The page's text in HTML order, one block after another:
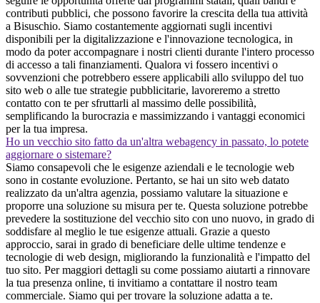
contributi pubblici, che possono favorire la crescita della tua attività
a Bisuschio. Siamo costantemente aggiornati sugli incentivi
disponibili per la digitalizzazione e l'innovazione tecnologica, in
modo da poter accompagnare i nostri clienti durante l'intero processo
di accesso a tali finanziamenti. Qualora vi fossero incentivi o
sovvenzioni che potrebbero essere applicabili allo sviluppo del tuo
sito web o alle tue strategie pubblicitarie, lavoreremo a stretto
contatto con te per sfruttarli al massimo delle possibilità,
semplificando la burocrazia e massimizzando i vantaggi economici
per la tua impresa.
Ho un vecchio sito fatto da un'altra webagency in passato, lo potete
aggiornare o sistemare?
Siamo consapevoli che le esigenze aziendali e le tecnologie web
sono in costante evoluzione. Pertanto, se hai un sito web datato
realizzato da un'altra agenzia, possiamo valutare la situazione e
proporre una soluzione su misura per te. Questa soluzione potrebbe
prevedere la sostituzione del vecchio sito con uno nuovo, in grado di
soddisfare al meglio le tue esigenze attuali. Grazie a questo
approccio, sarai in grado di beneficiare delle ultime tendenze e
tecnologie di web design, migliorando la funzionalità e l'impatto del
tuo sito. Per maggiori dettagli su come possiamo aiutarti a rinnovare
la tua presenza online, ti invitiamo a contattare il nostro team
commerciale. Siamo qui per trovare la soluzione adatta a te.